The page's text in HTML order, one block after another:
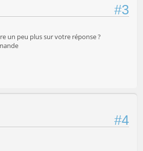
#3
un peu plus sur votre réponse ?
#4